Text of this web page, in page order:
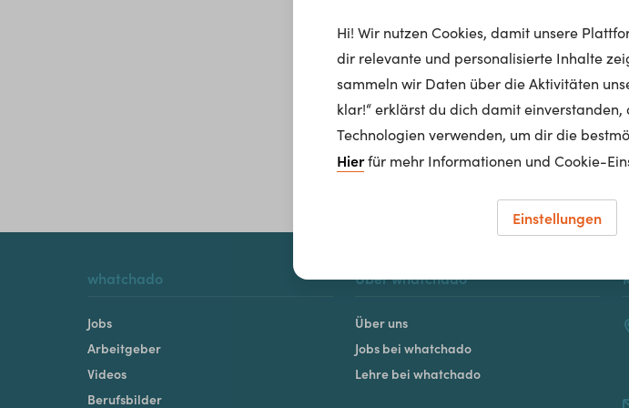
whatchado
Jobs
Arbeitgeber
Videos
Berufsbilder
Über whatchado
Über uns
Jobs bei whatchado
Lehre bei whatchado
Hi! Wir nutzen Cookies, damit unsere
dir relevante und personalisierte Inhalte
sammeln wir Daten über die Aktivitäten
klar!“ erklärst du dich damit
Technologien verwenden, um dir die
Hierfür mehr Informationen und Cookie-
Einstellungen